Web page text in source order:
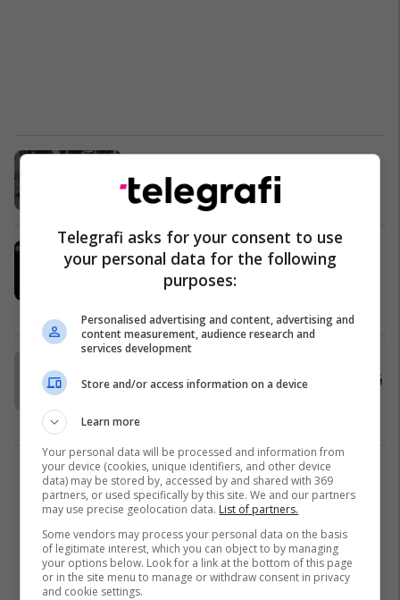
Hetimet kundër FETO-s, urdhër-
arrest për 211 të dyshuar
Ballkan 09/07/2019
"Maqedonia e Veriut do të
respektojë ligjet vendore dhe
ndërkombëtare për pjesëtarët e
Spasovski: Në Maqedoni ka 15
pjesëtarë të FETO-s, dy tashmë janë
Maqedonia e Veriut
1
Telegrafi asks for your consent to use
your personal data for the following
purposes:
Personalised advertising and content, advertising and
content measurement, audience research and
services development
Store and/or access information on a device
Learn more
Your personal data will be processed and information from
your device (cookies, unique identifiers, and other device
data) may be stored by, accessed by and shared with 369
partners, or used specifically by this site. We and our partners
may use precise geolocation data. List of partners.
Some vendors may process your personal data on the basis
of legitimate interest, which you can object to by managing
your options below. Look for a link at the bottom of this page
or in the site menu to manage or withdraw consent in privacy
and cookie settings.